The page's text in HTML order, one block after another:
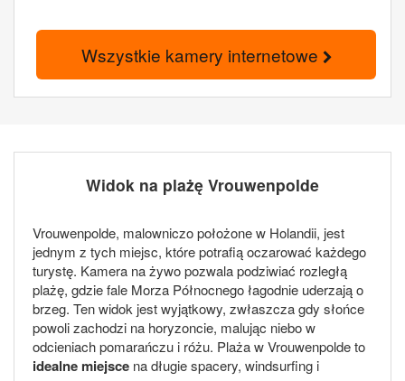
Wszystkie kamery internetowe
Widok na plażę Vrouwenpolde
Vrouwenpolde, malowniczo położone w Holandii, jest
jednym z tych miejsc, które potrafią oczarować każdego
turystę. Kamera na żywo pozwala podziwiać rozległą
plażę, gdzie fale Morza Północnego łagodnie uderzają o
brzeg. Ten widok jest wyjątkowy, zwłaszcza gdy słońce
powoli zachodzi na horyzoncie, malując niebo w
odcieniach pomarańczu i różu. Plaża w Vrouwenpolde to
idealne miejsce na długie spacery, windsurfing i